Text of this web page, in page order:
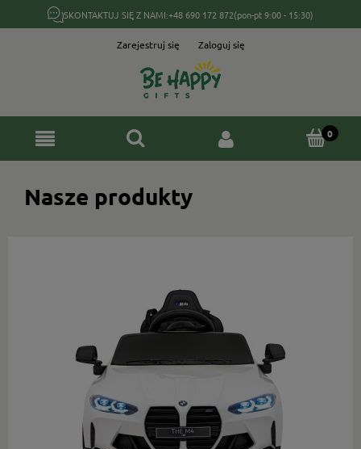
SKONTAKTUJ SIĘ Z NAMI:+48 690 172 872(pon-pt 9:00 - 15:30)
Zarejestruj się Zaloguj się
Nasze produkty